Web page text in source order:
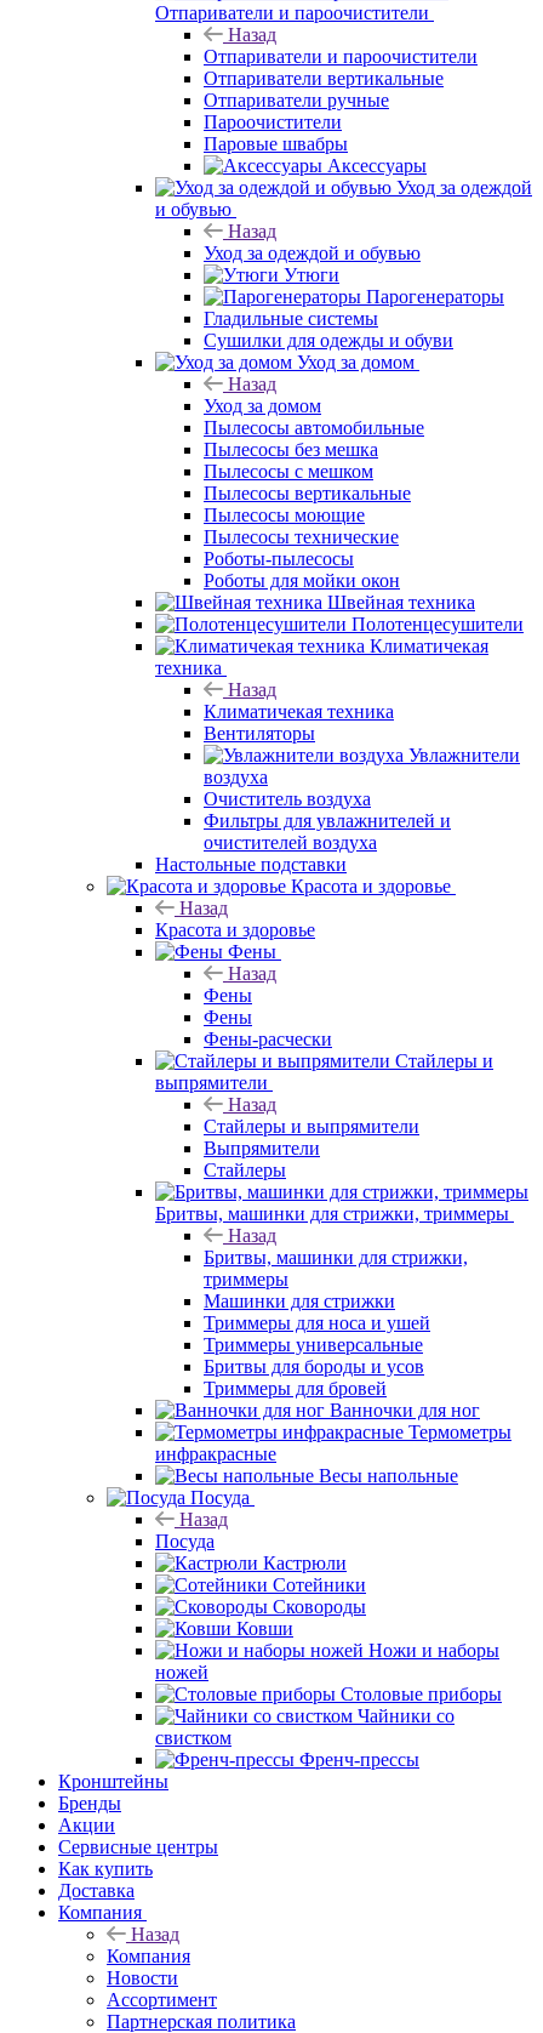
Отпариватели и пароочистители
Назад
Отпариватели и пароочистители
Отпариватели вертикальные
Отпариватели ручные
Пароочистители
Паровые швабры
Аксессуары
Уход за одеждой
и обувью
Назад
Уход за одеждой и обувью
Утюги
Парогенераторы
Гладильные системы
Сушилки для одежды и обуви
Уход за домом
Назад
Уход за домом
Пылесосы автомобильные
Пылесосы без мешка
Пылесосы с мешком
Пылесосы вертикальные
Пылесосы моющие
Пылесосы технические
Роботы-пылесосы
Роботы для мойки окон
Швейная техника
Полотенцесушители
Климатичекая
техника
Назад
Климатичекая техника
Вентиляторы
Увлажнители
воздуха
Очиститель воздуха
Фильтры для увлажнителей и
очистителей воздуха
Настольные подставки
Красота и здоровье
Назад
Красота и здоровье
Фены
Назад
Фены
Фены
Фены-расчески
Стайлеры и
выпрямители
Назад
Стайлеры и выпрямители
Выпрямители
Стайлеры
Бритвы, машинки для стрижки, триммеры
Назад
Бритвы, машинки для стрижки,
триммеры
Машинки для стрижки
Триммеры для носа и ушей
Триммеры универсальные
Бритвы для бороды и усов
Триммеры для бровей
Ванночки для ног
Термометры
инфракрасные
Весы напольные
Посуда
Назад
Посуда
Кастрюли
Сотейники
Сковороды
Ковши
Ножи и наборы
ножей
Столовые приборы
Чайники со
свистком
Френч-прессы
Кронштейны
Бренды
Акции
Сервисные центры
Как купить
Доставка
Компания
Назад
Компания
Новости
Ассортимент
Партнерская политика